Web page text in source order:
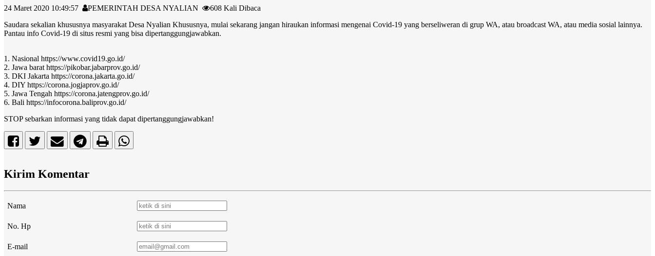
24 Maret 2020 10:49:57 PEMERINTAH DESA NYALIAN
608 Kali Dibaca
Saudara sekalian khususnya masyarakat Desa Nyalian Khususnya, mulai sekarang jangan hiraukan informasi mengenai Covid-19 yang berseliweran di grup WA, atau broadcast WA, atau media sosial lainnya.
Pantau info Covid-19 di situs resmi yang bisa dipertanggungjawabkan.
1. Nasional https://www.covid19.go.id/
2. Jawa barat https://pikobar.jabarprov.go.id/
3. DKI Jakarta https://corona.jakarta.go.id/
4. DIY https://corona.jogjaprov.go.id/
5. Jawa Tengah https://corona.jatengprov.go.id/
6. Bali https://infocorona.baliprov.go.id/
STOP sebarkan informasi yang tidak dapat dipertanggungjawabkan!
Kirim Komentar
Nama
No. Hp
E-mail